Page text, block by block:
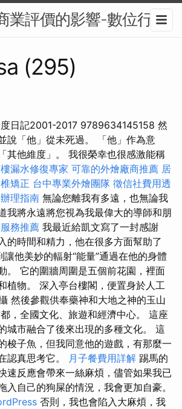
業評價的影響-數位行銷
(295)
日記2001-2017 9789634145158 然
說「他」從未死過。 「他」作為意
其他維度」。 我很榮幸也很感激能稱
漏水修復專家 可靠的外燴廠商推薦 居
矯正 台中專業外燴團隊 徵信社費用透
理指南 無論您離我有多遠，也無論我
我將永遠將您視為我最偉大的導師和朋
務推薦 我最近給凱文寫了一封感謝
的時間和精力，他在很多方面幫助了
讓他美妙的輻射“能量”通過在他的身體
。 它的圍牆周圍是五個前花園，裡面
植物。 深入亭台樓閣，便置身於人工
然後參觀供奉藥神和大地之神的玉山
，全國文化、旅遊和經濟中心。 這座
城市融合了後來出現的多種文化。 這
梭子魚，但我同意他的遊戲，有那麼一
認真思考它。
月子餐費用詳解 踢馬的
速反應會帶來一絲麻煩，儘管如果我已
入自己的狗屎的情況，我會更加自豪。
否則，我也會陷入大麻煩，我